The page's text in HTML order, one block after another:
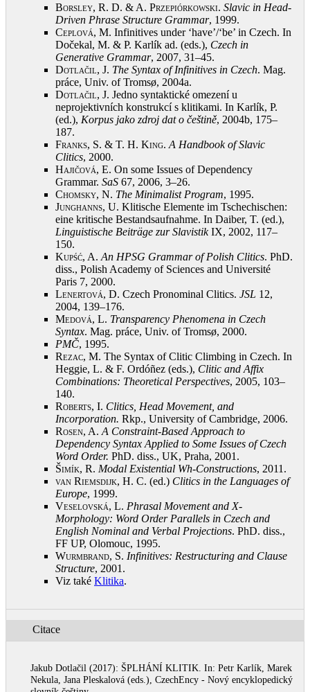
Borsley, R. D. & A. Przepiórkowski. Slavic in Head-
Driven Phrase Structure Grammar, 1999.
Ceplová, M. Infinitives under ‘have’/‘be’ in Czech. In
Dočekal, M. & P. Karlík ad. (eds.), Czech in
Generative Grammar, 2007, 31–45.
Dotlačil, J. The Syntax of Infinitives in Czech. Mag.
práce, Univ. of Tromsø, 2004a.
Dotlačil, J. Jedno syntaktické omezení u
neprojektivních konstrukcí s klitikami. In Karlík, P.
(ed.), Korpus jako zdroj dat o češtině, 2004b, 175–
187.
Franks, S. & T. H. King. A Handbook of Slavic
Clitics, 2000.
Hajičová, E. On some Issues of Dependency
Grammar. SaS 67, 2006, 3–26.
Chomsky, N. The Minimalist Program, 1995.
Junghanns, U. Klitische Elemente im Tschechischen:
eine kritische Bestandsaufnahme. In Daiber, T. (ed.),
Linguistische Beiträge zur SlavistikIX, 2002, 117–
150.
Kupść, A. An HPSG Grammar of Polish Clitics. PhD.
diss., Polish Academy of Sciences and Université
Paris 7, 2000.
Lenertová, D. Czech Pronominal Clitics. JSL 12,
2004, 139–176.
Medová, L. Transparency Phenomena in Czech
Syntax. Mag. práce, Univ. of Tromsø, 2000.
PMČ, 1995.
Rezac, M. The Syntax of Clitic Climbing in Czech. In
Heggie, L. & F. Ordóñez (eds.), Clitic and Affix
Combinations: Theoretical Perspectives, 2005, 103–
140.
Roberts, I. Clitics, Head Movement, and
Incorporation. Rkp., University of Cambridge, 2006.
Rosen, A. A Constraint-Based Approach to
Dependency Syntax Applied to Some Issues of Czech
Word Order. PhD. diss., UK, Praha, 2001 .
Šimík, R. Modal Existential Wh-Constructions, 2011 .
van Riemsdijk, H. C. (ed.) Clitics in the Languages of
Europe, 1999.
Veselovská, L. Phrasal Movement and X-
Morphology: Word Order Parallels in Czech and
English Nominal and Verbal Projections. PhD. diss.,
FF UP, Olomouc, 1995.
Wurmbrand, S. Infinitives: Restructuring and Clause
Structure, 2001 .
Viz také Klitika.
Citace
Jakub Dotlačil (2017): ŠPLHÁNÍ KLITIK. In: Petr Karlík, Marek
Nekula, Jana Pleskalová (eds.), CzechEncy - Nový encyklopedický